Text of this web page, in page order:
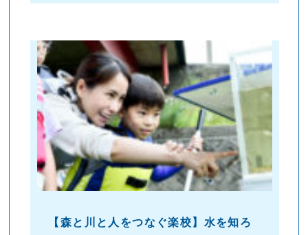
【森と川と人をつなぐ楽校】水を知ろ